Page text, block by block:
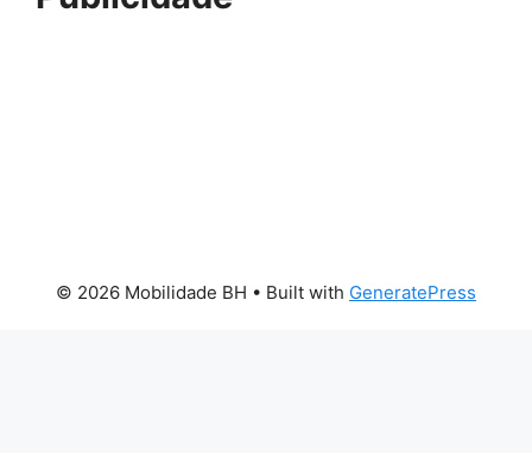
© 2026 Mobilidade BH • Built with GeneratePress